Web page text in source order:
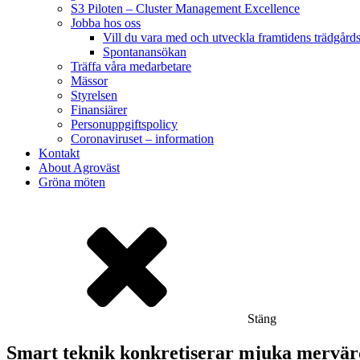
S3 Piloten – Cluster Management Excellence
Jobba hos oss
Vill du vara med och utveckla framtidens
Spontanansökan
Träffa våra medarbetare
Mässor
Styrelsen
Finansiärer
Personuppgiftspolicy
Coronaviruset – information
Kontakt
About Agroväst
Gröna möten
Stäng
Smart teknik konkretiserar mjuka